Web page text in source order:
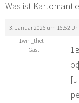
Was ist
3. Januar 2026 um 16:52
1win_thet
Gast